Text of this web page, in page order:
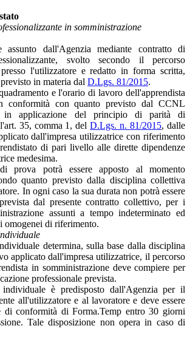
in somministrazione
assunto dall'Agenzia mediante contratto di
svolto secondo il percorso
l'utilizzatore e redatto in forma scritta,
in materia dal D.Lgs. 81/2015.
e l'orario di lavoro dell'apprendista
conformità con quanto previsto dal CCNL
in applicazione del principio di parità di
35, comma 1, delD.Lgs. n. 81/2015, dalle
dall'impresa utilizzatrice con riferimento
di pari livello alle dirette dipendenze
medesima.
prova potrà essere apposto al momento
quanto previsto dalla disciplina collettiva
In ogni caso la sua durata non potrà essere
dal presente contratto collettivo, per i
assunti a tempo indeterminato ed
omogenei di riferimento.
determina, sulla base dalla disciplina
applicato dall'impresa utilizzatrice, il percorso
in somministrazione deve compiere per
professionale prevista.
è predisposto dall'Agenzia per il
all'utilizzatore e al lavoratore e deve essere
di conformità di Forma.Temp entro 30 giorni
Tale disposizione non opera in caso di